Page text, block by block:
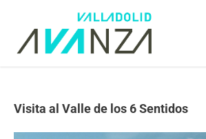
Visita al Valle de los 6 Sentidos